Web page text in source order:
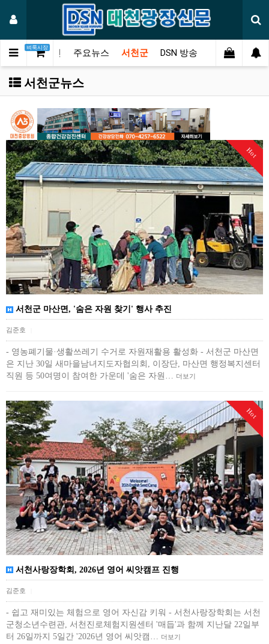
벼룩시장
메인 주요뉴스 서천군 DSN 방송 오피니언 연
서천군뉴스
Hot
서천군 마산면, '숨은 자원 찾기' 행사 추진
김준호
- 영농폐기물·생활쓰레기 수거로 자원재활용 활성화 - 서천군 마산면
은 지난 30일 새마을남녀지도자협의회, 이장단, 마산면 행정복지센터
직원 등 50여명이 참여한 가운데 '숨은 자원…
더보기
Hot
서천사랑장학회, 2026년 영어 씨앗캠프 진행
김준호
- 쉽고 재미있는 체험으로 영어 자신감 키워 - 서천사랑장학회는 서천
군청소년수련관, 서천진로체험지원센터 '매듭'과 함께 지난달 22일부
터 26일까지 5일간 '2026년 영어 씨앗캠…
더보기